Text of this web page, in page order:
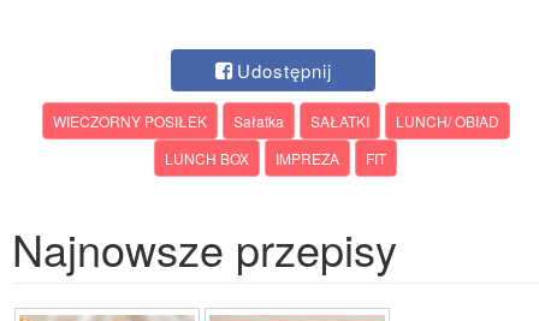
Udostępnij
WIECZORNY POSIŁEK Sałatka SAŁATKI
LUNCH/ OBIAD
LUNCH BOX
IMPREZA FIT
Najnowsze przepisy